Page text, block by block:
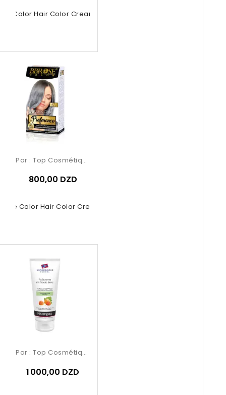
Color Hair Color Cream – 9.2...
Color Hair Color Cream –...
Par : Top Cosmétiques
800,00 DZD
Par : Top Cosmétiques
1 000,00 DZD